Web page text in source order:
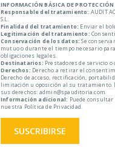
INFORMACIÓN BÁSICA DE
Responsable del tratamiento: AUDIT
S.L.
Finalidad del tratamiento: Enviar el
Legitimación del tratamiento:
Conservación de los datos: Se
mutuo o durante el tiempo necesario
obligaciones legales.
Destinatarios: Prestadores de servicio o
Derechos: Derecho a retirar el
Derecho de acceso, rectificación,
limitación u oposición al su tratamiento.
sus derechos: admin@spauditoria.com
Información adicional: Puede
nuestra Política de Privacidad.